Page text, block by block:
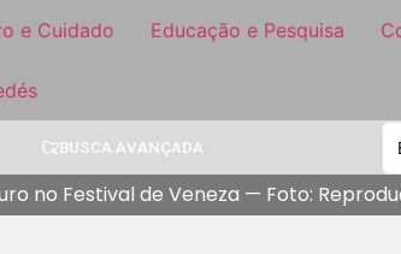
e Cuidado Educação e Pesquisa
BUSCA AVANÇADA
no Festival de Veneza — Foto: